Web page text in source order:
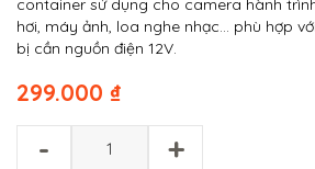
container sử dụng cho camera hành
hơi, máy ảnh, loa nghe nhạc… phù hợp
bị cần nguồn điện 12V.
299.000 ₫
- +